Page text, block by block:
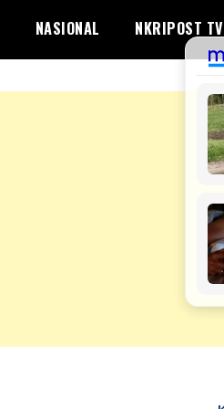
NASIONAL NKRIPOST TV